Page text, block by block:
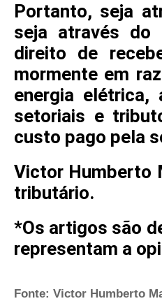
Portanto, seja
seja através do
direito de
mormente em
energia
setoriais e
custo pago pela
Victor Humberto
tributário.
*Os artigos são
representam a
Fonte: Victor Humberto